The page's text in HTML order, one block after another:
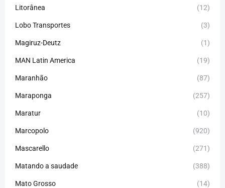
Litorânea (12)
Lobo Transportes (3)
Magiruz-Deutz (1)
MAN Latin America (19)
Maranhão (87)
Maraponga (257)
Maratur (10)
Marcopolo (920)
Mascarello (271)
Matando a saudade (388)
Mato Grosso (14)